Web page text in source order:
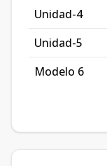
Unidad-4
Unidad-5
Modelo 6